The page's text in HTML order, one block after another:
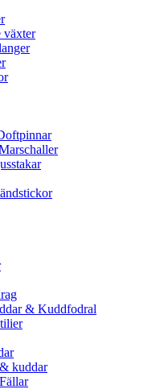
växter
& Kuddfodral
kuddar